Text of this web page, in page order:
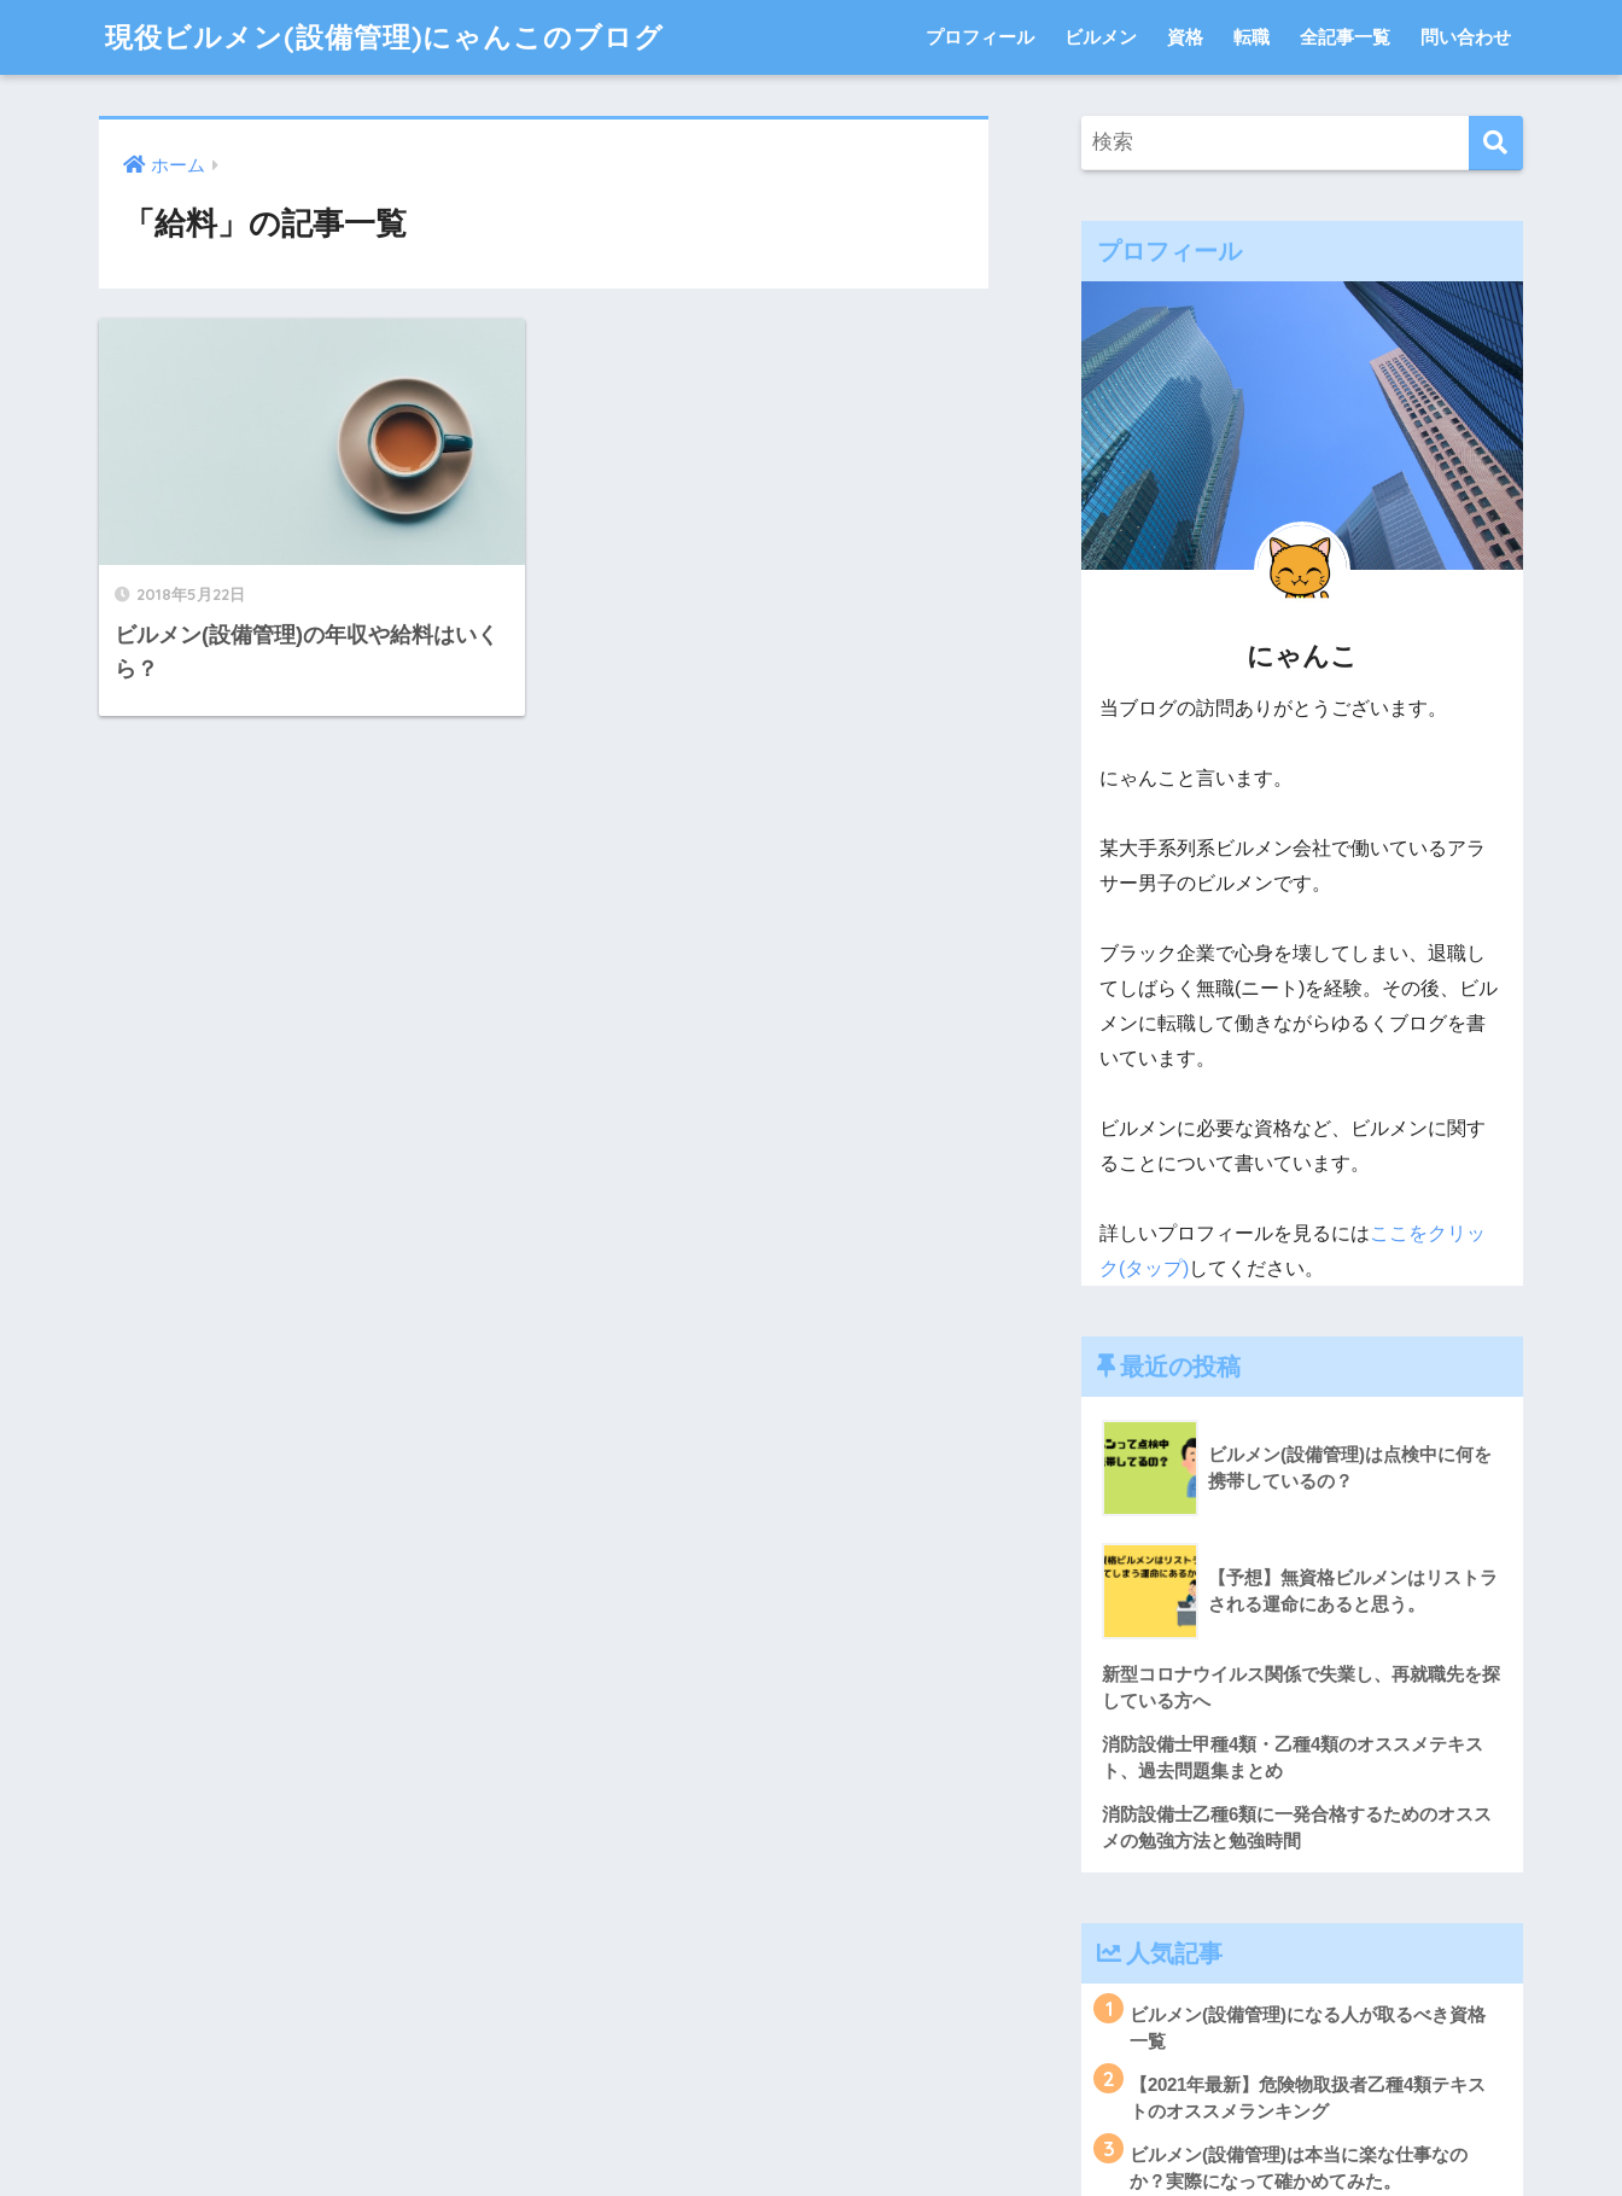
現役ビルメン(設備管理)にゃんこのブログ プロフィール ビルメン 資格 転職 全記事一覧 問い合わせ
ホーム
「給料」の記事一覧
2018年5月22日
ビルメン(設備管理)の年収や給料はいく
ら？
プロフィール
にゃんこ
当ブログの訪問ありがとうございます。
にゃんこと言います。
某大手系列系ビルメン会社で働いているアラ
サー男子のビルメンです。
ブラック企業で心身を壊してしまい、退職し
てしばらく無職(ニート)を経験。その後、ビル
メンに転職して働きながらゆるくブログを書
いています。
ビルメンに必要な資格など、ビルメンに関す
ることについて書いています。
詳しいプロフィールを見るにはここをクリッ
ク(タップ)してください。
最近の投稿
ビルメン(設備管理)は点検中に何を
携帯しているの？
【予想】無資格ビルメンはリストラ
される運命にあると思う。
新型コロナウイルス関係で失業し、再就職先を探
している方へ
消防設備士甲種4類・乙種4類のオススメテキス
ト、過去問題集まとめ
消防設備士乙種6類に一発合格するためのオスス
メの勉強方法と勉強時間
人気記事
1
ビルメン(設備管理)になる人が取るべき資格
一覧
2
【2021年最新】危険物取扱者乙種4類テキス
トのオススメランキング
3
ビルメン(設備管理)は本当に楽な仕事なの
か？実際になって確かめてみた。